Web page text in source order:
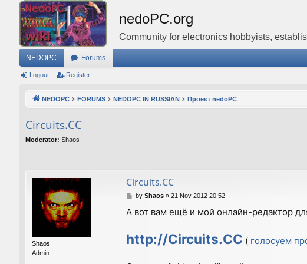
nedoPC.org
Community for electronics hobbyists,
NEDOPC Forums
Logout Register
NEDOPC FORUMS NEDOPC IN RUSSIAN Проект nedoPC
Circuits.CC
Moderator: Shaos
Shaos
Admin
Circuits.CC
P
s
by Shaos» 21 Nov 2012 20:52
А вот вам ещё и мой онлайн-редактор
http://Circuits.CC ( голосуем